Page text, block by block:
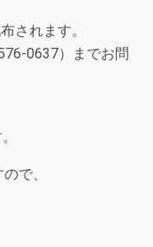
されます。
0637）までお問
で、